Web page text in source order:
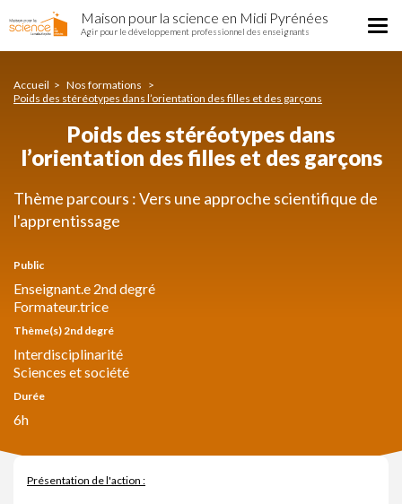
des
l’orientation
des
garçons
au
Maison pour la science en Midi Pyrénées
Agir pour le développement professionnel des enseignants
Accueil
Nos formations
Poids des stéréotypes dans l’orientation des filles et des garçons
Poids des stéréotypes dans
l’orientation des filles et des garçons
Thème parcours : Vers une approche scientifique de
l'apprentissage
Public
Enseignant.e 2nd degré
Formateur.trice
Thème(s) 2nd degré
Interdisciplinarité
Sciences et société
Durée
6h
Présentation de l'action :